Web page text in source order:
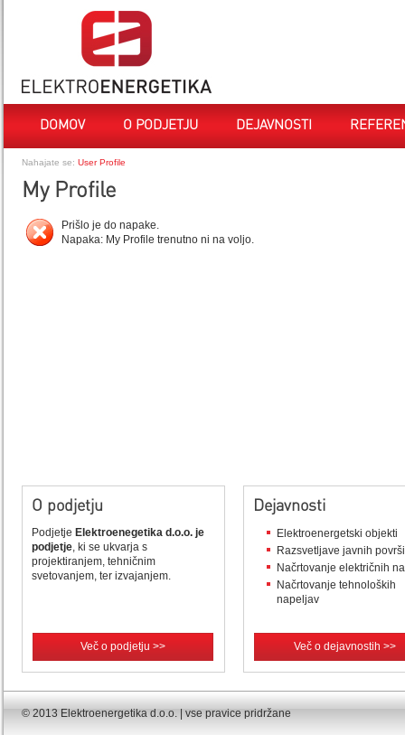
DOMOV O PODJETJU DEJAVNOSTI
Nahajate se: User Profile
My Profile
Prišlo je do napake.
Napaka: My Profile trenutno ni na voljo.
O podjetju
Podjetje Elektroenegetika d.o.o. je
podjetje, ki se ukvarja s
projektiranjem, tehničnim
svetovanjem, ter izvajanjem.
Več o podjetju >>
Dejavnosti
Elektroenergetski objekti
Razsvetljave javnih
Načrtovanje električnih
Načrtovanje tehnoloških
napeljav
Več o dejavnostih >>
© 2013 Elektroenergetika d.o.o. | vse pravice pridržane